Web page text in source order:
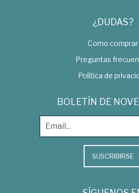
¿DUDAS?
Como comprar
Preguntas
Política de
BOLETÍN DE
SUSCRIBIRSE